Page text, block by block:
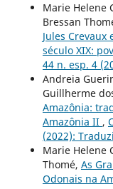
Marie Helene
Bressan
Jules Crevaux
século XIX:
44 n. esp. 4
Andreia
Guillherme
Amazônia:
Amazônia II ,
(2022):
Marie Helene
Thomé, As
Odonais na